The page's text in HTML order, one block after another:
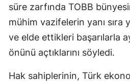
süre zarfında TOBB
mühim vazifelerin yanı sıra
ve elde ettikleri başarılarla
önünü açtıklarını söyledi.
Hak sahiplerinin, Türk